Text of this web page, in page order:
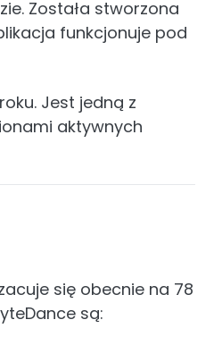
Została stworzona
funkcjonuje pod
Jest jedną z
aktywnych
się obecnie na 78
są: